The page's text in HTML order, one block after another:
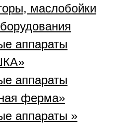
маслобойки
аппараты
аппараты
ферма»
аппараты »